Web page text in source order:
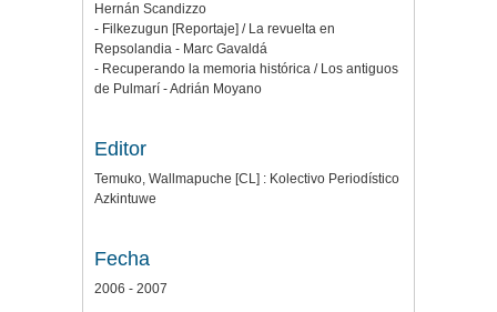
Hernán Scandizzo
- Filkezugun [Reportaje] / La revuelta en
Repsolandia - Marc Gavaldá
- Recuperando la memoria histórica / Los antiguos
de Pulmarí - Adrián Moyano
Editor
Temuko, Wallmapuche [CL] : Kolectivo Periodístico
Azkintuwe
Fecha
2006 - 2007